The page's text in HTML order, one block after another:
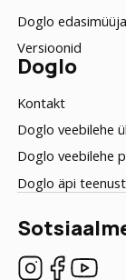
Doglo
Versioonid
Doglo
Kontakt
Doglo veebilehe
Doglo veebilehe
Doglo äpi